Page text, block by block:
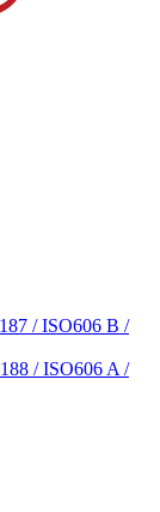
/ ISO606 B /
/ ISO606 A /